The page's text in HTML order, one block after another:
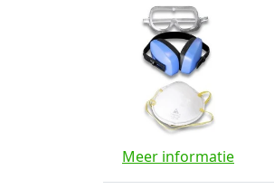
Meer informatie